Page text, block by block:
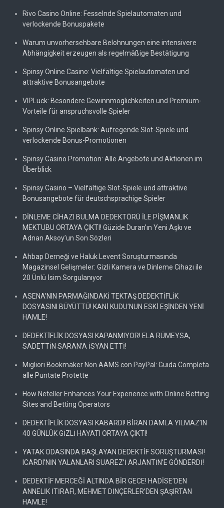
Rivo Casino Online: Fesselnde Spielautomaten und
verlockende Bonuspakete
Warum unvorhersehbare Belohnungen eine intensivere
Abhängigkeit erzeugen als regelmäßige Bestätigung
Spinsy Online Casino: Vielfältige Spielautomaten und
attraktive Bonusangebote
VIPLuck: Besondere Gewinnmöglichkeiten und Premium-
Vorteile für anspruchsvolle Spieler
Spinsy Online Spielbank: Aufregende Slot-Spiele und
verlockende Bonus-Promotionen
Spinsy Casino Promotion: Alle Angebote und Aktionen im
Überblick
Spinsy Casino – Vielfältige Slot-Spiele und attraktive
Bonusangebote für deutschsprachige Spieler
DİNLEME CİHAZI BULMA DEDEKTÖRÜ İLE PİŞMANLIK
MEKTUBU ORTAYA ÇIKTI! Güzide Duran’ın Yeni Aşkı ve
Adnan Aksoy’un Son Sözleri
Ahbap Derneği ve Haluk Levent Soruşturmasında
Magazinsel Gelişmeler: Gizli Kamera ve Dinleme Cihazı ile
20 Ünlü İsim Sorgulanıyor
ASENA’NIN PARMAĞINDAKİ TEKTAŞ DEDEKTİFLİK
DOSYASINI BÜYÜTTÜ! KANİ KUDU’NUN ESKİ EŞİNDEN YENİ
HAMLE!
DEDEKTİFLİK DOSYASI KAPANMIYOR! ELA RÜMEYSA,
SADETTİN SARAN’A İSYAN ETTİ!
Migliori Bookmaker Non AAMS con PayPal: Guida Completa
alle Puntate Protette
How Neteller Enhances Your Experience with Online Betting
Sites and Betting Operators
DEDEKTİFLİK DOSYASI KABARDI! BİRAN DAMLA YILMAZ’IN
40 GÜNLÜK GİZLİ HAYATI ORTAYA ÇIKTI!
YATAK ODASINDA BAŞLAYAN DEDEKTİF SORUŞTURMASI!
ICARDI’NİN YALANLARI SUAREZ’İ ARJANTİN’E GÖNDERDİ!
DEDEKTİF MERCEĞİ ALTINDA BİR GECE! HADİSE’DEN
ANNELİK İTİRAFI, MEHMET DİNÇERLER’DEN ŞAŞIRTAN
HAMLE!